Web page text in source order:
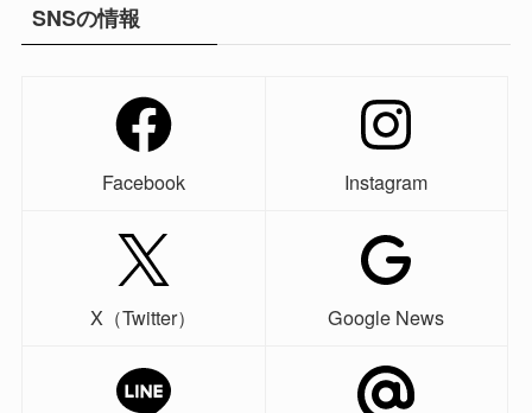
SNSの情報
Facebook Instagram
X（Twitter） Google News